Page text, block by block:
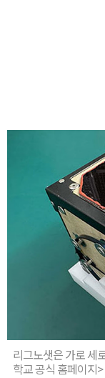
리그노샛은 가로 세
학교 공식 홈페이지>